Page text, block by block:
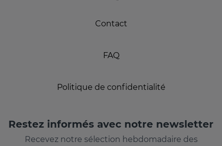
Contact
FAQ
Politique de confidentialité
Restez informés avec notre newsletter
Recevez notre sélection hebdomadaire des